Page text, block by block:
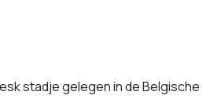
stadje gelegen in de Belgische